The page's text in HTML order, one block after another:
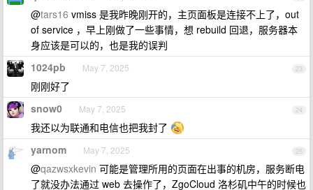
@tars16 vmiss 是我昨晚刚开的，主页面板是连接不上了，out
of service ，早上刚做了一些事情，想 rebuild 回退，服务器本
身应该是可以的，也是我的误判
23
1024pb May 7, 2025
刚刚好了
24
snow0 May 7, 2025
我还以为联通和电信也把我封了
25
yarnom May 7, 2025
@qazwsxkevin 可能是管理所用的页面在出事的机房，服务断电
了就没办法通过 web 去操作了，ZgoCloud 洛杉矶中午的时候也